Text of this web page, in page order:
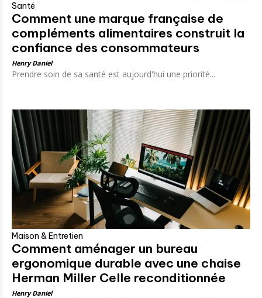
Santé
Comment une marque française de
compléments alimentaires construit la
confiance des consommateurs
Henry Daniel
Prendre soin de sa santé est aujourd'hui une priorité...
Maison & Entretien
Comment aménager un bureau
ergonomique durable avec une chaise
Herman Miller Celle reconditionnée
Henry Daniel